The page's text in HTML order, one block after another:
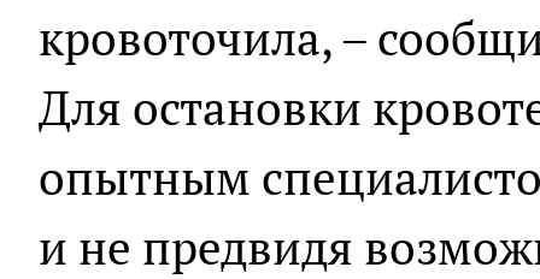
кровоточила, –
Для остановки
опытным
и не предвидя